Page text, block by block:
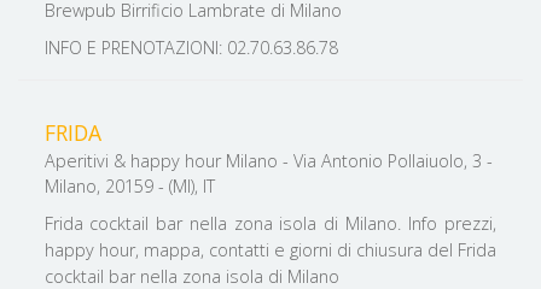
Brewpub Birrificio Lambrate di Milano
INFO E PRENOTAZIONI: 02.70.63.86.78
FRIDA
Aperitivi & happy hour Milano - Via Antonio Pollaiuolo, 3 -
Milano, 20159 - (MI), IT
Frida cocktail bar nella zona isola di Milano. Info prezzi,
happy hour, mappa, contatti e giorni di chiusura del Frida
cocktail bar nella zona isola di Milano